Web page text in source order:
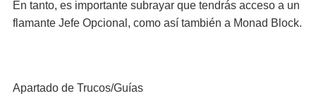
En tanto, es importante subrayar que tendrás acceso a un
flamante Jefe Opcional, como así también a Monad Block.
Apartado de Trucos/Guías